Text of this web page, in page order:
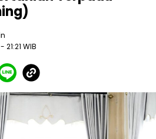
- 21:21 WIB